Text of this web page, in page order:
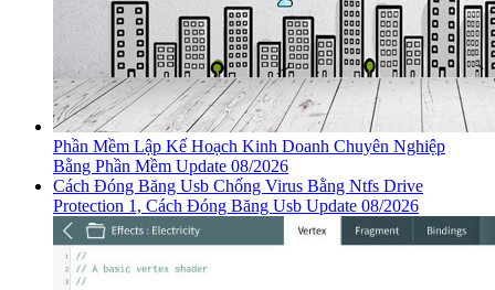
Phần Mềm Lập Kế Hoạch Kinh Doanh Chuyên Nghiệp
Bằng Phần Mềm Update 08/2026
Cách Đóng Băng Usb Chống Virus Bằng Ntfs Drive
Protection 1, Cách Đóng Băng Usb Update 08/2026